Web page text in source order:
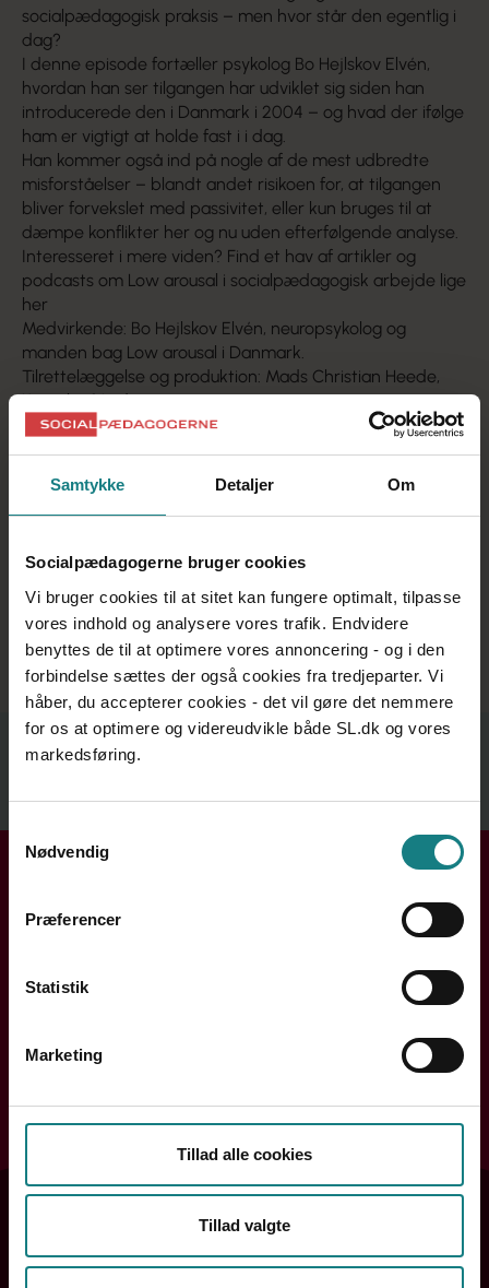
Samtykke Detaljer Om
Socialpædagogerne bruger cookies
Vi bruger cookies til at sitet kan fungere optimalt, tilpasse
vores indhold og analysere vores trafik. Endvidere
benyttes de til at optimere vores annoncering - og i den
forbindelse sættes der også cookies fra tredjeparter. Vi
håber, du accepterer cookies - det vil gøre det nemmere
for os at optimere og videreudvikle både SL.dk og vores
markedsføring.
Samtykkevalg
Nødvendig
Præferencer
Statistik
Marketing
Tillad alle cookies
Tillad valgte
socialpædagogisk praksis – men hvor står den egentlig i
dag?
I denne episode fortæller psykolog Bo Hejlskov Elvén,
hvordan han ser tilgangen har udviklet sig siden han
introducerede den i Danmark i 2004 – og hvad der ifølge
ham er vigtigt at holde fast i i dag.
Han kommer også ind på nogle af de mest udbredte
misforståelser – blandt andet risikoen for, at tilgangen
bliver forvekslet med passivitet, eller kun bruges til at
dæmpe konflikter her og nu uden efterfølgende analyse.
Interesseret i mere viden? Find et hav af artikler og
podcasts om Low arousal i socialpædagogisk arbejde lige
her
Medvirkende: Bo Hejlskov Elvén, neuropsykolog og
manden bag Low arousal i Danmark.
Tilrettelæggelse og produktion: Mads Christian Heede,
Kontekst&Lyd
Redaktør: Frederikke Halling Hastrup
Har du en Iphone? Lyt og følg podcasten iApple
Podcasts
Har du en Android? Lyt og følg podcasten i fx
Podbeaneller påYouTube
Relateret indhold
Se mere
Handler din henvendelse sig om løn, ansættelse eller din
dig videre.
Søg efter din kreds
Søg